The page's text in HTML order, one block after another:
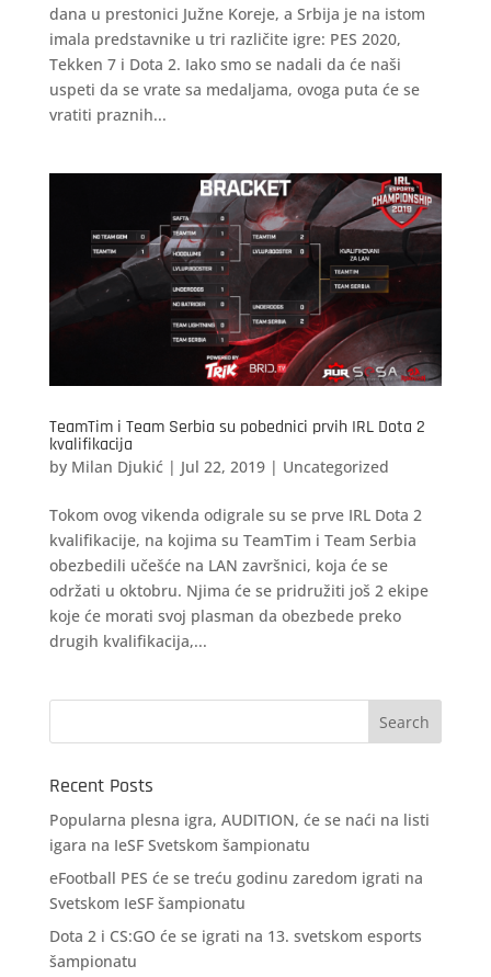
dana u prestonici Južne Koreje, a Srbija je na istom
imala predstavnike u tri različite igre: PES 2020,
Tekken 7 i Dota 2. Iako smo se nadali da će naši
uspeti da se vrate sa medaljama, ovoga puta će se
vratiti praznih...
TeamTim i Team Serbia su pobednici prvih IRL Dota 2
kvalifikacija
by Milan Djukić| Jul 22, 2019| Uncategorized
Tokom ovog vikenda odigrale su se prve IRL Dota 2
kvalifikacije, na kojima su TeamTim i Team Serbia
obezbedili učešće na LAN završnici, koja će se
održati u oktobru. Njima će se pridružiti još 2 ekipe
koje će morati svoj plasman da obezbede preko
drugih kvalifikacija,...
Recent Posts
Popularna plesna igra, AUDITION, će se naći na listi
igara na IeSF Svetskom šampionatu
eFootball PES će se treću godinu zaredom igrati na
Svetskom IeSF šampionatu
Dota 2 i CS:GO će se igrati na 13. svetskom esports
šampionatu